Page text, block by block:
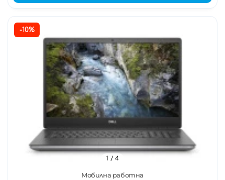
-10%
Мобилна работна
1 / 4